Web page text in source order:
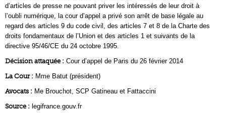
d’articles de presse ne pouvant priver les intéressés de leur droit à
l’oubli numérique, la cour d’appel a privé son arrêt de base légale au
regard des articles 9 du code civil, des articles 7 et 8 de la Charte des
droits fondamentaux de l’Union et des articles 1 et suivants de la
directive 95/46/CE du 24 octobre 1995.
Décision attaquée : Cour d’appel de Paris du 26 février 2014
La Cour : Mme Batut (président)
Avocats : Me Brouchot, SCP Gatineau et Fattaccini
Source : legifrance.gouv.fr